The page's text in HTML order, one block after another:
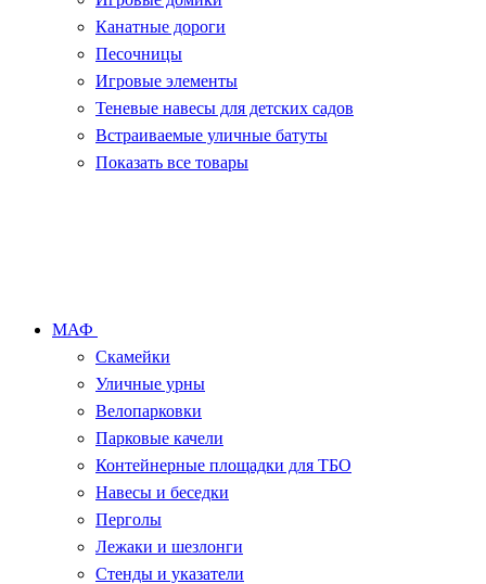
Канатные дороги
Песочницы
Игровые элементы
Теневые навесы для детских садов
Встраиваемые уличные батуты
Показать все товары
МАФ
Скамейки
Уличные урны
Велопарковки
Парковые качели
Контейнерные площадки для ТБО
Навесы и беседки
Перголы
Лежаки и шезлонги
Стенды и указатели